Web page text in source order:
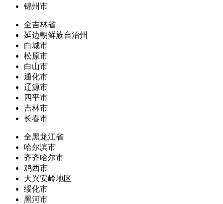
锦州市
全吉林省
延边朝鲜族自治州
白城市
松原市
白山市
通化市
辽源市
四平市
吉林市
长春市
全黑龙江省
哈尔滨市
齐齐哈尔市
鸡西市
大兴安岭地区
绥化市
黑河市